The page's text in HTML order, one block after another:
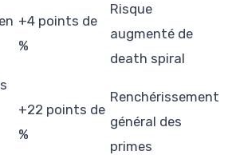
+4 points de
%
Risque
augmenté de
death spiral
+22 points de
%
Renchérissement
général des
primes